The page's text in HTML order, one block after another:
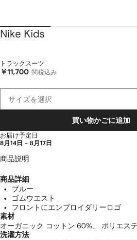
Nike Kids
トラックスーツ
￥11,700 関税込み
サイズを選択
買い物かごに追加
お届け予定日
8月14日 - 8月17日
商品説明
商品詳細
ブルー
ゴムウエスト
フロントにエンブロイダリーロゴ
素材
オーガニック コットン 60%、 ポリエス
洗濯方法